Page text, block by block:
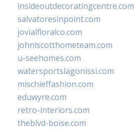
insideoutdecoratingcentre.com
salvatoresinpoint.com
jovialfloralco.com
johnlscotthometeam.com
u-seehomes.com
watersportslagonissi.com
mischieffashion.com
eduwyre.com
retro-interiors.com
theblvd-boise.com